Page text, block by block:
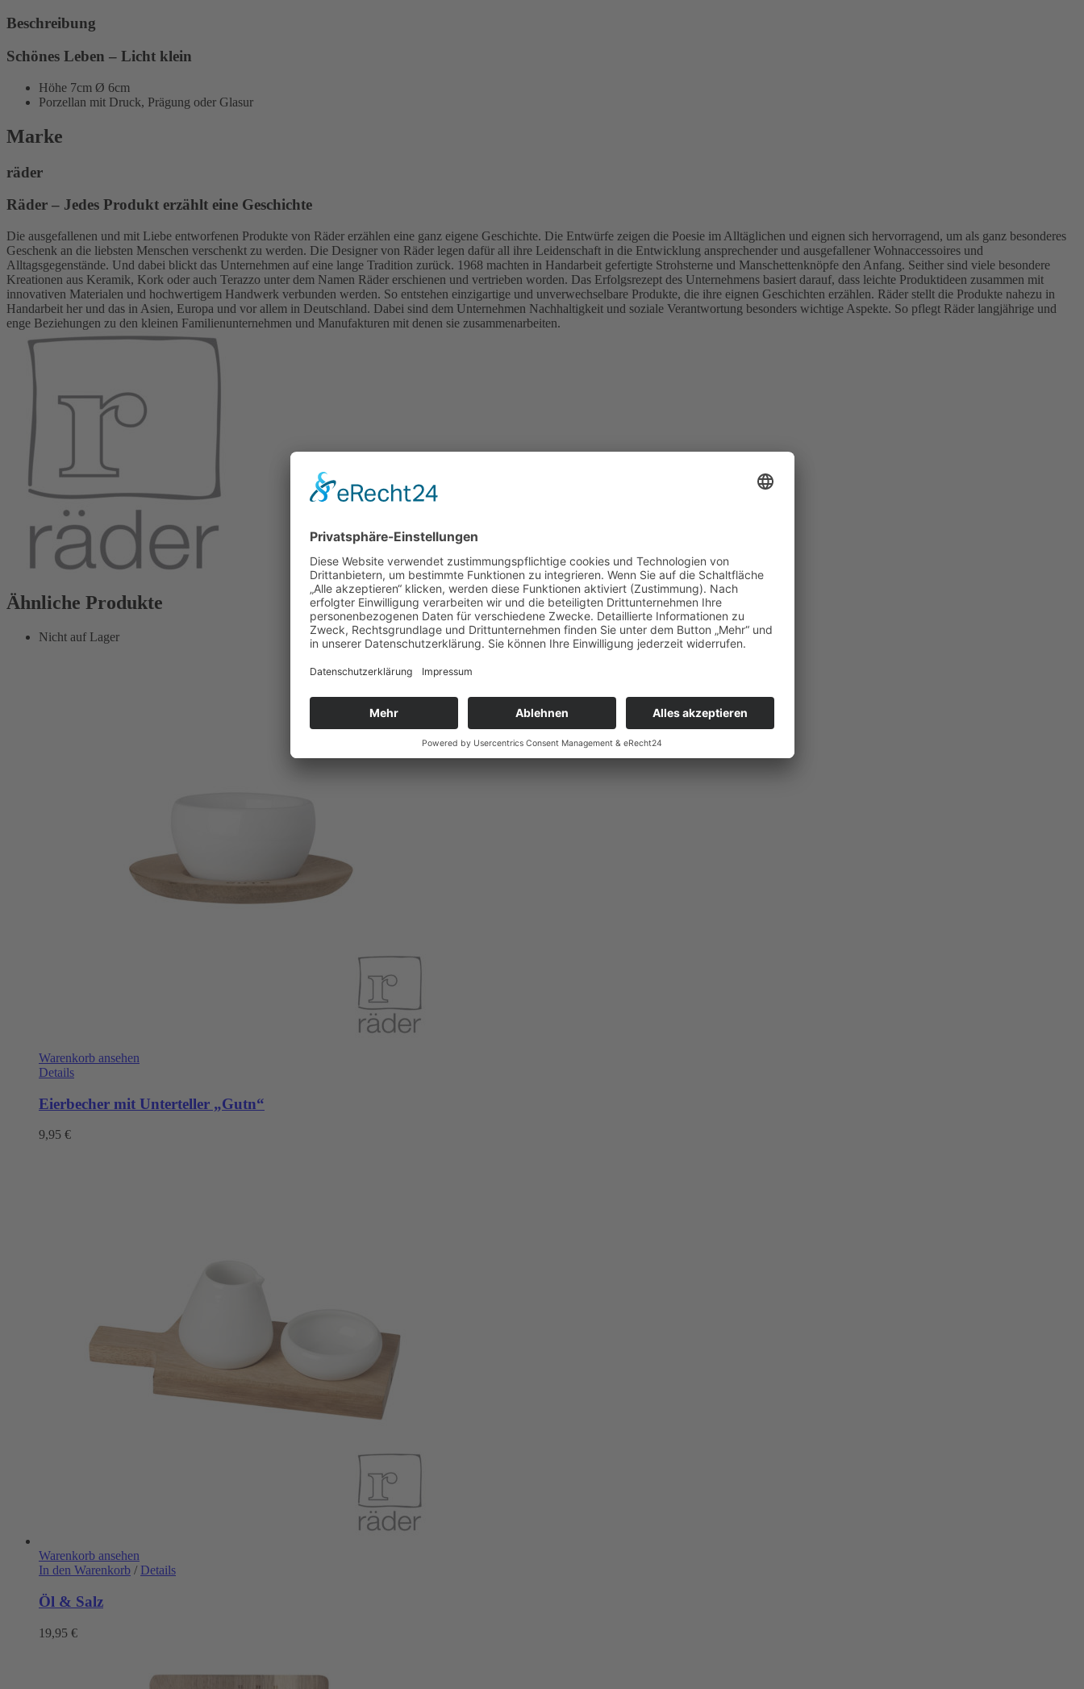
Beschreibung
Schönes Leben – Licht klein
Höhe 7cm Ø 6cm
Porzellan mit Druck, Prägung oder Glasur
Marke
räder
Räder – Jedes Produkt erzählt eine Geschichte
Die ausgefallenen und mit Liebe entworfenen Produkte von Räder erzählen eine ganz eigene Geschichte. Die Entwürfe zeigen die Poesie im Alltäglichen und eignen sich hervorragend, um als ganz besonderes
Geschenk an die liebsten Menschen verschenkt zu werden. Die Designer von Räder legen dafür all ihre Leidenschaft in die Entwicklung ansprechender und ausgefallener Wohnaccessoires und
Alltagsgegenstände. Und dabei blickt das Unternehmen auf eine lange Tradition zurück. 1968 machten in Handarbeit gefertigte Strohsterne und Manschettenknöpfe den Anfang. Seither sind viele besondere
Kreationen aus Keramik, Kork oder auch Terazzo unter dem Namen Räder erschienen und vertrieben worden. Das Erfolgsrezept des Unternehmens basiert darauf, dass leichte Produktideen zusammen mit
innovativen Materialen und hochwertigem Handwerk verbunden werden. So entstehen einzigartige und unverwechselbare Produkte, die ihre eignen Geschichten erzählen. Räder stellt die Produkte nahezu in
Handarbeit her und das in Asien, Europa und vor allem in Deutschland. Dabei sind dem Unternehmen Nachhaltigkeit und soziale Verantwortung besonders wichtige Aspekte. So pflegt Räder langjährige und
enge Beziehungen zu den kleinen Familienunternehmen und Manufakturen mit denen sie zusammenarbeiten.
Ähnliche Produkte
Nicht auf Lager
Warenkorb ansehen
Details
Eierbecher mit Unterteller „Gutn“
9,95 €
Warenkorb ansehen
In den Warenkorb / Details
Öl & Salz
19,95 €